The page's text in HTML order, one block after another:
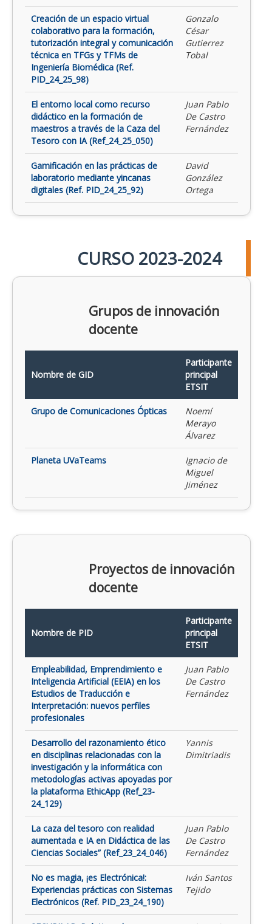
Creación de un espacio virtual
colaborativo para la formación,
tutorización integral y comunicación
técnica en TFGs y TFMs de
Ingeniería Biomédica (Ref.
PID_24_25_98)
Gonzalo
César
Gutierrez
Tobal
El entorno local como recurso
didáctico en la formación de
maestros a través de la Caza del
Tesoro con IA (Ref_24_25_050)
Juan Pablo
De Castro
Fernández
Gamificación en las prácticas de
laboratorio mediante yincanas
digitales (Ref. PID_24_25_92)
David
González
Ortega
CURSO 2023-2024
Grupos de innovación
docente
Nombre de GID
Participante
principal
ETSIT
Grupo de Comunicaciones Ópticas
Noemí
Merayo
Álvarez
Planeta UVaTeams
Ignacio de
Miguel
Jiménez
Proyectos de innovación
docente
Nombre de PID
Participante
principal
ETSIT
Empleabilidad, Emprendimiento e
Inteligencia Artificial (EEIA) en los
Estudios de Traducción e
Interpretación: nuevos perfiles
profesionales
Juan Pablo
De Castro
Fernández
Desarrollo del razonamiento ético
en disciplinas relacionadas con la
investigación y la informática con
metodologías activas apoyadas por
la plataforma EthicApp (Ref_23-
24_129)
Yannis
Dimitriadis
La caza del tesoro con realidad
aumentada e IA en Didáctica de las
Ciencias Sociales” (Ref_23_24_046)
Juan Pablo
De Castro
Fernández
No es magia, ¡es Electrónica!:
Experiencias prácticas con Sistemas
Electrónicos (Ref. PID_23_24_190)
Iván Santos
Tejido